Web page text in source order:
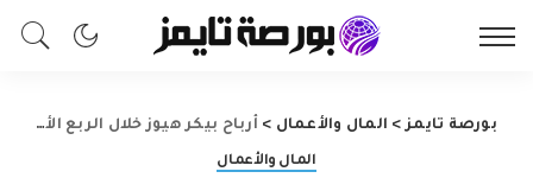
بورصة تايمز> المال والأعمال > أرباح بيكر هيوز خلال الربع الأخير تفوق التوقعات
المال والأعمال